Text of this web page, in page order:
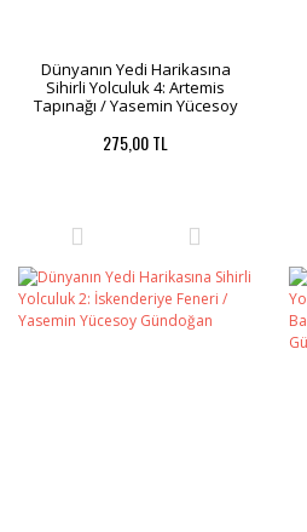
Dünyanın Yedi Harikasına
Sihirli Yolculuk 4: Artemis
Tapınağı / Yasemin Yücesoy
275,00 TL